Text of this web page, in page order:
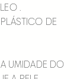
.
DE
A UMIDADE DO